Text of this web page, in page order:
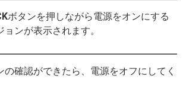
ボタンを押しながら電源をオンにする
ョンが表示されます。
の確認ができたら、電源をオフにしてく